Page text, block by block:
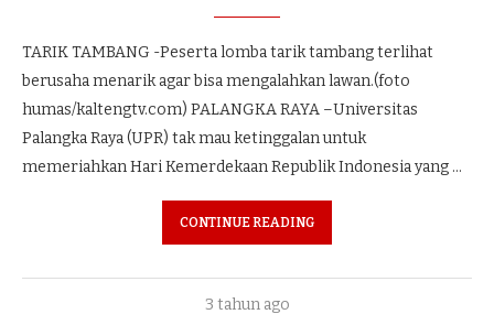
TARIK TAMBANG -Peserta lomba tarik tambang terlihat
berusaha menarik agar bisa mengalahkan lawan.(foto
humas/kaltengtv.com) PALANGKA RAYA –Universitas
Palangka Raya (UPR) tak mau ketinggalan untuk
memeriahkan Hari Kemerdekaan Republik Indonesia yang …
CONTINUE READING
3 tahun ago